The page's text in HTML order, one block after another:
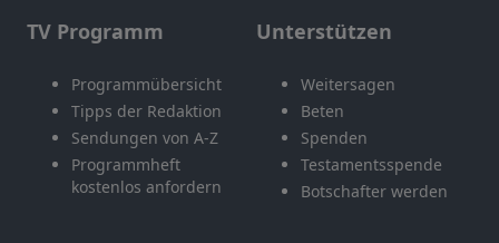
TV Programm
Programmübersicht
Tipps der Redaktion
Sendungen von A-Z
Programmheft
kostenlos anfordern
Unterstützen
Weitersagen
Beten
Spenden
Testamentsspende
Botschafter werden